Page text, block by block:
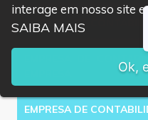
EMPRESA DE
EMPRESA DE
EMPRESA DE
interage em nosso site
SAIBA MAIS
Ok,